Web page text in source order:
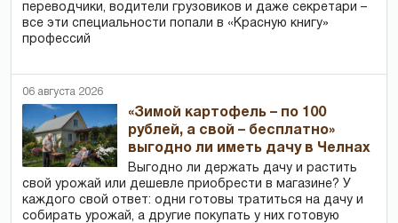
переводчики, водители грузовиков и даже секретари –
все эти специальности попали в «Красную книгу»
профессий
06 августа 2026
«Зимой картофель – по 100
рублей, а свой – бесплатно»
выгодно ли иметь дачу в Челнах
Выгодно ли держать дачу и растить
свой урожай или дешевле приобрести в магазине? У
каждого свой ответ: одни готовы тратиться на дачу и
собирать урожай, а другие покупать у них готовую